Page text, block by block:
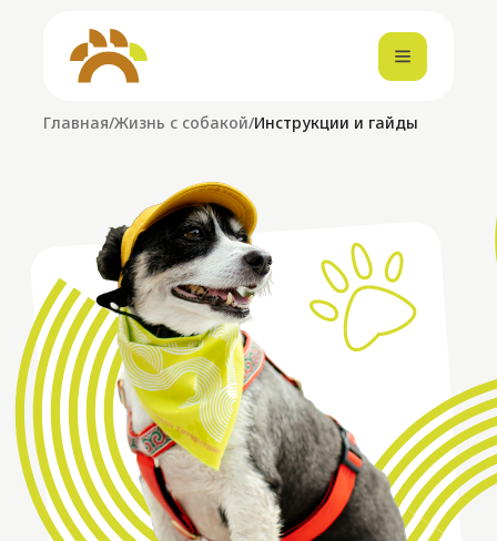
Главная/Жизнь с собакой/Инструкции и гайды